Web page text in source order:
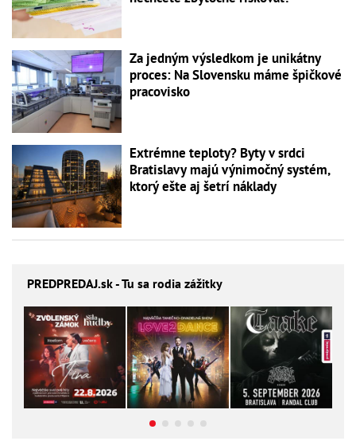
Za jedným výsledkom je unikátny
proces: Na Slovensku máme špičkové
pracovisko
Extrémne teploty? Byty v srdci
Bratislavy majú výnimočný systém,
ktorý ešte aj šetrí náklady
PREDPREDAJ.sk - Tu sa rodia zážitky